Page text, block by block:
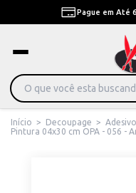
Pague em Até
Início > Decoupage >
Pintura 04x30 cm OPA - 056 -